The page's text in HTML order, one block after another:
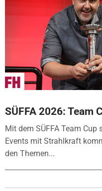
SÜFFA 2026: Team
Mit dem SÜFFA Team
Events mit Strahlkraft
den Themen...